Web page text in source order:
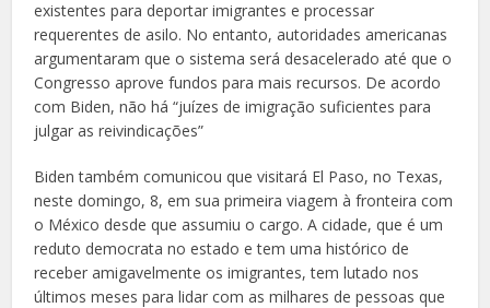
existentes para deportar imigrantes e processar
requerentes de asilo. No entanto, autoridades americanas
argumentaram que o sistema será desacelerado até que o
Congresso aprove fundos para mais recursos. De acordo
com Biden, não há “juízes de imigração suficientes para
julgar as reivindicações”
Biden também comunicou que visitará El Paso, no Texas,
neste domingo, 8, em sua primeira viagem à fronteira com
o México desde que assumiu o cargo. A cidade, que é um
reduto democrata no estado e tem uma histórico de
receber amigavelmente os imigrantes, tem lutado nos
últimos meses para lidar com as milhares de pessoas que